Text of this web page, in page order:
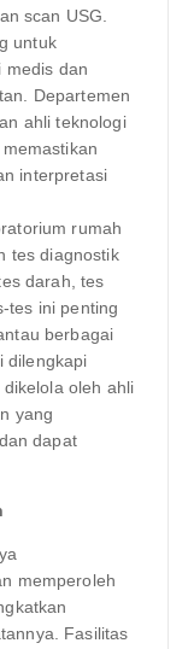
scan USG.
untuk
medis dan
Departemen
ahli teknologi
interpretasi
rumah
tes diagnostik
darah, tes
tes ini penting
berbagai
dilengkapi
oleh ahli
yang
dapat
memperoleh
Fasilitas